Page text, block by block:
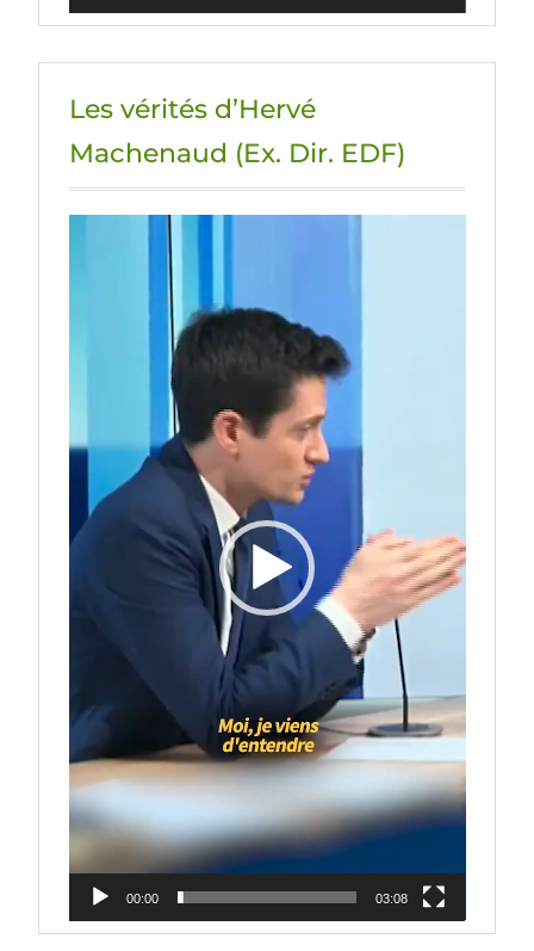
Les vérités d’Hervé
Machenaud (Ex. Dir. EDF)
00:00 03:08